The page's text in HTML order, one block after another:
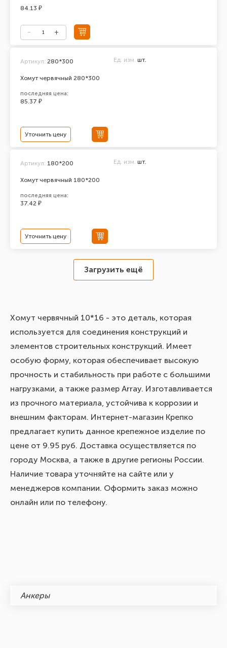
84.13 ₽
Хомут червячный 280*300
Артикул: 280*300 Ед. изм. шт.
последняя цена:
85.37 ₽
Уточнить цену
Хомут червячный 180*200
Артикул: 180*200 Ед. изм. шт.
последняя цена:
37.42 ₽
Уточнить цену
Загрузить ещё
Хомут червячный 10*16 - это деталь, которая
используется для соединения конструкций и
элементов строительных конструкций. Имеет
особую форму, которая обеспечивает высокую
прочность и стабильность при работе с большими
нагрузками, а также размер Array. Изготавливается
из прочного материала, устойчива к коррозии и
внешним факторам. Интернет-магазин Крепко
предлагает купить данное крепежное изделие по
цене от 9.95 руб. Доставка осуществляется по
городу Москва, а также в другие регионы России.
Наличие товара уточняйте на сайте или у
менеджеров компании. Оформить заказ можно
онлайн или по телефону.
Анкеры